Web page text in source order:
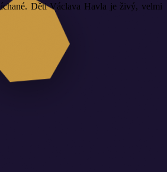
Děti Václava Havla je živý, velmi